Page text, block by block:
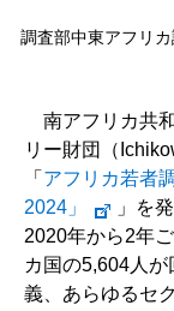
調査部中東アフリカ
南アフリカ共
リー財団（
「 アフリカ若者
2024」
」を
2020年から2年
カ国の5,604人
義、あらゆるセ